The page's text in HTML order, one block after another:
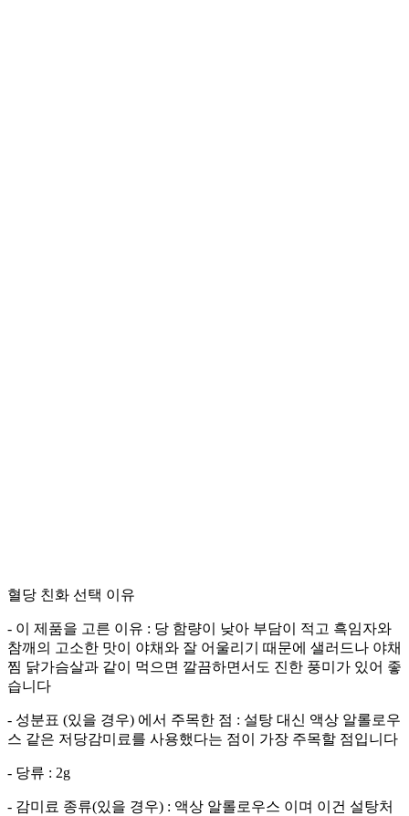
혈당 친화 선택 이유
- 이 제품을 고른 이유 : 당 함량이 낮아 부담이 적고 흑임자와
참깨의 고소한 맛이 야채와 잘 어울리기 때문에 샐러드나 야채
찜 닭가슴살과 같이 먹으면 깔끔하면서도 진한 풍미가 있어 좋
습니다
- 성분표 (있을 경우) 에서 주목한 점 : 설탕 대신 액상 알롤로우
스 같은 저당감미료를 사용했다는 점이 가장 주목할 점입니다
- 당류 : 2g
- 감미료 종류(있을 경우) : 액상 알롤로우스 이며 이건 설탕처